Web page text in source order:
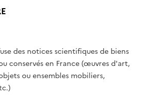
des notices scientifiques de biens
conservés en France (œuvres d'art,
ou ensembles mobiliers,